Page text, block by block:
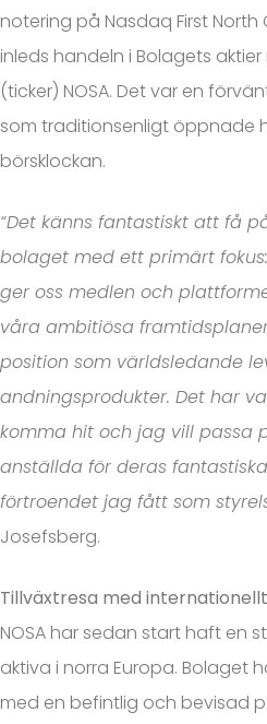
notering på Nasdaq First
inleds handeln i Bolagets
(ticker) NOSA. Det var en
som traditionsenligt öppnade
börsklockan.
“Det känns fantastiskt att få
bolaget med ett primärt
ger oss medlen och
våra ambitiösa
position som världsledande
andningsprodukter. Det har
komma hit och jag vill passa
anställda för deras
förtroendet jag fått som
Josefsberg.
Tillväxtresa med
NOSA har sedan start haft en
aktiva i norra Europa. Bolaget
med en befintlig och bevisad